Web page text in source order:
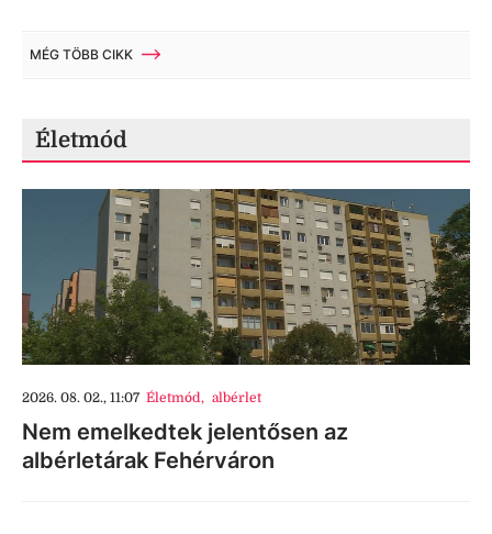
MÉG TÖBB CIKK
Életmód
2026. 08. 02., 11:07 Életmód, albérlet
Nem emelkedtek jelentősen az
albérletárak Fehérváron